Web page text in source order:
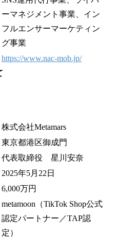
ーマネジメント事業、イン
フルエンサーマーケティン
グ事業
https://www.nac-mob.jp/
株式会社Metamars
東京都港区御成門
代表取締役 星川安奈
2025年5月22日
6,000万円
metamoon（TikTok Shop公式
認定パートナー／TAP認
定）